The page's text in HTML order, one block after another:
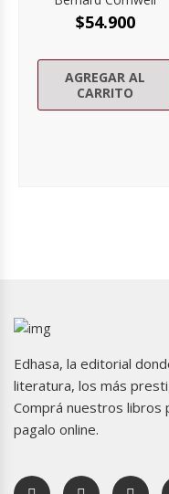
$54.900
AGREGAR AL
CARRITO
Edhasa, la editorial
literatura, los más
Comprá nuestros libros
pagalo online.